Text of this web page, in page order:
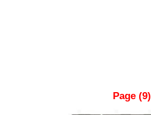
Page (9)